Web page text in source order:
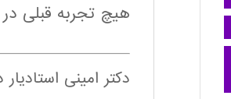
هیچ تجربه قبلی
دکتر امینی